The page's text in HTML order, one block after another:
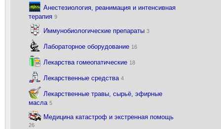
Анестезиология, реанимация и интенсивная
терапия 9
Иммунобиологические препараты 3
Лабораторное оборудование 16
Лекарства гомеопатические 18
Лекарственные средства 4
Лекарственные травы, сырьё, эфирные
масла 5
Медицина катастроф и экстренная помощь
26